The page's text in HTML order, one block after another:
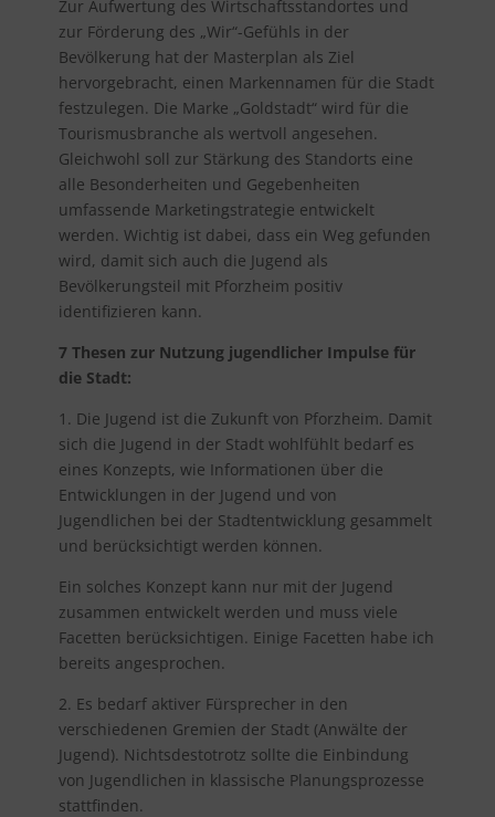
Zur Aufwertung des Wirtschaftsstandortes und
zur Förderung des „Wir“-Gefühls in der
Bevölkerung hat der Masterplan als Ziel
hervorgebracht, einen Markennamen für die Stadt
festzulegen. Die Marke „Goldstadt“ wird für die
Tourismusbranche als wertvoll angesehen.
Gleichwohl soll zur Stärkung des Standorts eine
alle Besonderheiten und Gegebenheiten
umfassende Marketingstrategie entwickelt
werden. Wichtig ist dabei, dass ein Weg gefunden
wird, damit sich auch die Jugend als
Bevölkerungsteil mit Pforzheim positiv
identifizieren kann.
7 Thesen zur Nutzung jugendlicher Impulse für
die Stadt:
1. Die Jugend ist die Zukunft von Pforzheim. Damit
sich die Jugend in der Stadt wohlfühlt bedarf es
eines Konzepts, wie Informationen über die
Entwicklungen in der Jugend und von
Jugendlichen bei der Stadtentwicklung gesammelt
und berücksichtigt werden können.
Ein solches Konzept kann nur mit der Jugend
zusammen entwickelt werden und muss viele
Facetten berücksichtigen. Einige Facetten habe ich
bereits angesprochen.
2. Es bedarf aktiver Fürsprecher in den
verschiedenen Gremien der Stadt (Anwälte der
Jugend). Nichtsdestotrotz sollte die Einbindung
von Jugendlichen in klassische Planungsprozesse
stattfinden.